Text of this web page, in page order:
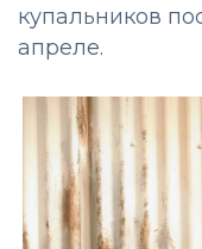
купальников
апреле.